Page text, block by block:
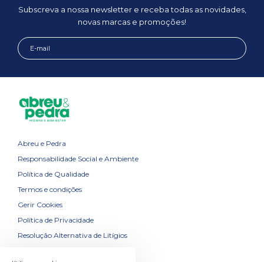
Subscreva a nossa newsletter e receba todas as novidades,
novas marcas e promoções!
Abreu e Pedra
Responsabilidade Social e Ambiente
Política de Qualidade
Termos e condições
Gerir Cookies
Política de Privacidade
Resolução Alternativa de Litígios